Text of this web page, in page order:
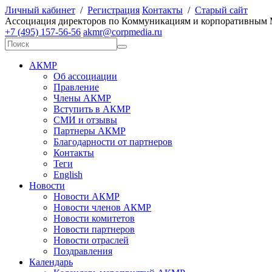
Личный кабинет / Регистрация Контакты / Старый сайт
Ассоциация директоров по Коммуникациям и корпоративным
+7 (495) 157-56-56 akmr@corpmedia.ru
АКМР
Об ассоциации
Правление
Члены АКМР
Вступить в АКМР
СМИ и отзывы
Партнеры АКМР
Благодарности от партнеров
Контакты
Теги
English
Новости
Новости АКМР
Новости членов АКМР
Новости комитетов
Новости партнеров
Новости отраслей
Поздравления
Календарь